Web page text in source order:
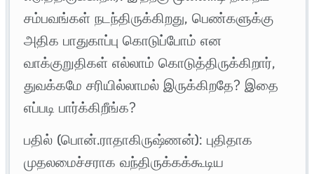
சம்பவங்கள் நடந்திருக்கிறது, பெண்களுக்கு
அதிக பாதுகாப்பு கொடுப்போம் என
வாக்குறுதிகள் எல்லாம் கொடுத்திருக்கிறார்,
துவக்கமே சரியில்லாமல் இருக்கிறதே? இதை
எப்படி பார்க்கிறீங்க?
பதில் (பொன்.ராதாகிருஷ்ணன்): ​புதிதாக
முதலமைச்சராக வந்திருக்கக்கூடிய